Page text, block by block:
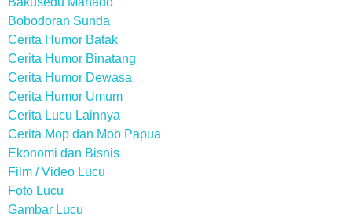
Bobodoran Sunda
Cerita Humor Batak
Cerita Humor Binatang
Cerita Humor Dewasa
Cerita Humor Umum
Cerita Lucu Lainnya
Cerita Mop dan Mob Papua
Ekonomi dan Bisnis
Film / Video Lucu
Foto Lucu
Gambar Lucu